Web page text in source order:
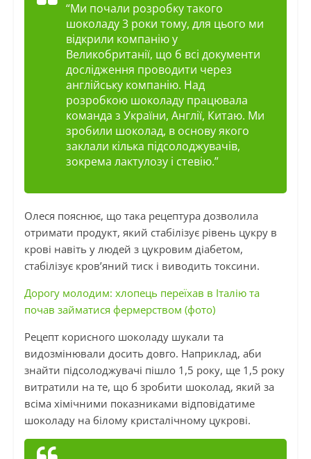
“Ми почали розробку такого
шоколаду 3 роки тому, для цього ми
відкрили компанію у
Великобританії, що б всі документи
дослідження проводити через
англійську компанію. Над
розробкою шоколаду працювала
команда з України, Англії, Китаю. Ми
зробили шоколад, в основу якого
заклали кілька підсолоджувачів,
зокрема лактулозу і стевію.”
Олеся пояснює, що така рецептура дозволила
отримати продукт, який стабілізує рівень цукру в
крові навіть у людей з цукровим діабетом,
стабілізує кров’яний тиск і виводить токсини.
Дорогу молодим: хлопець переїхав в Італію та
почав займатися фермерством (фото)
Рецепт корисного шоколаду шукали та
видозмінювали досить довго. Наприклад, аби
знайти підсолоджувачі пішло 1,5 року, ще 1,5 року
витратили на те, що б зробити шоколад, який за
всіма хімічними показниками відповідатиме
шоколаду на білому кристалічному цукрові.